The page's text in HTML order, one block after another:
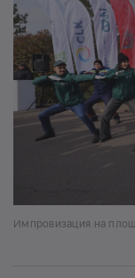
Импровизация на